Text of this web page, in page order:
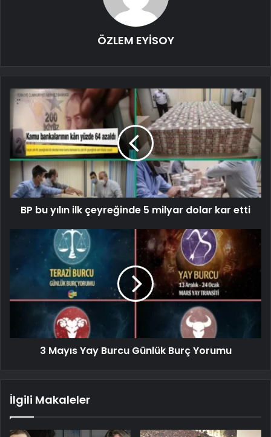
ÖZLEM EYİSOY
BP bu yılın ilk çeyreğinde 5 milyar dolar kar etti
3 Mayıs Yay Burcu Günlük Burç Yorumu
İlgili Makaleler